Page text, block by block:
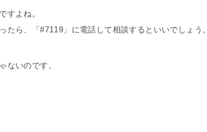
すよね。
たら、「#7119」に電話して相談するといいでしょう。
ないのです。